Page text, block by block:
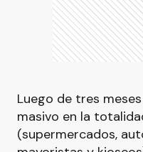
Luego de tres
masivo en la
(supermercados,